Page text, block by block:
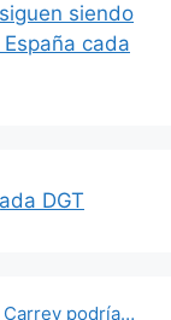
siendo
cada
DGT
Carrey podría…